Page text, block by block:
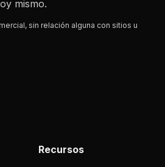
mismo.
sin relación alguna con sitios u
Recursos